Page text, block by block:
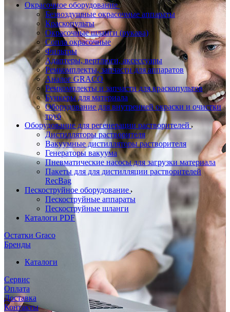
Окрасочное оборудование
Безвоздушные окрасочные аппараты
Краскопульты
Окрасочные шланги (рукава)
Сопла окрасочные
Фильтры
Адаптеры, вертлюги, аксессуары
Ремкомплекты, запчасти для аппаратов
Аналог GRACO
Ремкомплекты и запчасти для краскопультов
Бункеры для материала
Оборудование для внутренней окраски и очистки
труб
Оборудование для регенерации растворителей
Дистилляторы растворителя
Вакуумные дистилляторы растворителя
Генераторы вакуума
Пневматические насосы для загрузки материала
Пакеты для для дистилляции растворителей
RecBag
Пескоструйное оборудование
Пескоструйные аппараты
Пескоструйные шланги
Каталоги PDF
Остатки Graco
Бренды
Каталоги
Сервис
Оплата
Доставка
Контакты